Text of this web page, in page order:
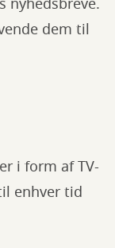
dem til
i form af TV-
enhver tid